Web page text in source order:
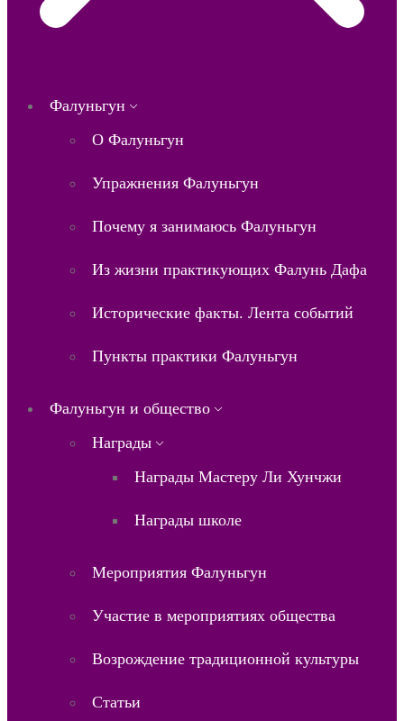
Фалуньгун
О Фалуньгун
Упражнения Фалуньгун
Почему я занимаюсь Фалуньгун
Из жизни практикующих Фалунь Дафа
Исторические факты. Лента событий
Пункты практики Фалуньгун
Фалуньгун и общество
Награды
Награды Мастеру Ли Хунчжи
Награды школе
Мероприятия Фалуньгун
Участие в мероприятиях общества
Возрождение традиционной культуры
Статьи